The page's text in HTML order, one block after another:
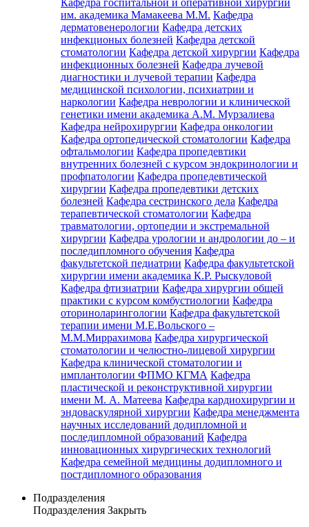
Кафедра госпитальной и оперативной хирургии
им. академика Мамакеева М.М. Кафедра
дерматовенерологии Кафедра детских
инфекционых болезней Кафедра детской
стоматологии Кафедра детской хирургии Кафедра
инфекционных болезней Кафедра лучевой
диагностики и лучевой терапии Кафедра
медицинской психологии, психиатрии и
наркологии Кафедра неврологии и клинической
генетики имени академика А.М. Мурзалиева
Кафедра нейрохирургии Кафедра онкологии
Кафедра ортопедической стоматологии Кафедра
офтальмологии Кафедра пропедевтики
внутренних болезней с курсом эндокринологии и
профпатологии Кафедра пропедевтической
хирургии Кафедра пропедевтики детских
болезней Кафедра сестринского дела Кафедра
терапевтической стоматологии Кафедра
травматологии, ортопедии и экстремальной
хирургии Кафедра урологии и андрологии до – и
последипломного обучения Кафедра
факультетской педиатрии Кафедра факультетской
хирургии имени академика К.Р. Рыскуловой
Кафедра фтизиатрии Кафедра хирургии общей
практики с курсом комбустиологии Кафедра
оториноларингологии Кафедра факультетской
терапии имени М.Е.Вольского –
М.М.Миррахимова Кафедра хирургической
стоматологии и челюстно-лицевой хирургии
Кафедра клинической стоматологии и
имплантологии ФПМО КГМА Кафедра
пластической и реконструктивной хирургии
имени М. А. Матеева Кафедра кардиохирургии и
эндоваскулярной хирургии Кафедра менеджмента
научных исследований додипломной и
последипломной образований Кафедра
инновационных хирургических технологий
Кафедра семейной медицины додипломного и
постдипломного образования
Подразделения
Подразделения Закрыть